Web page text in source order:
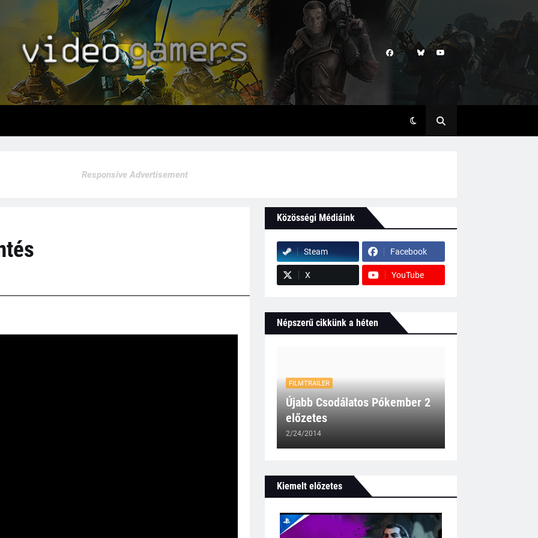
Responsive Advertisement
Közösségi Médiáink
Steam Facebook
X YouTube
Népszerű cikkünk a héten
FILMTRAILER
Újabb Csodálatos Pókember 2
előzetes
2/24/2014
Kiemelt előzetes